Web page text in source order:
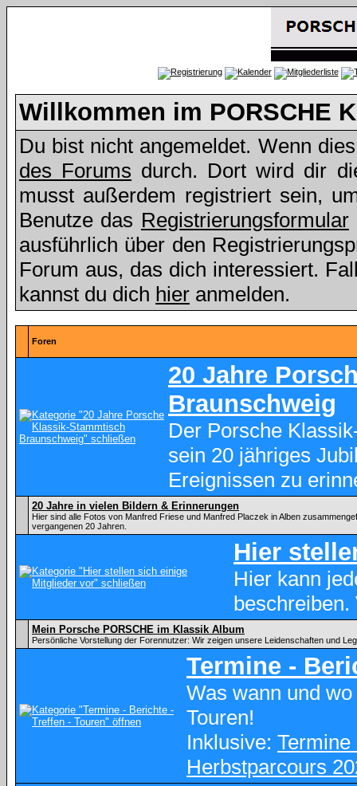
Willkommen im PORSCHE
Du bist nicht angemeldet. Wenn
des Forums durch. Dort wird dir
musst außerdem registriert sein,
Benutze das Registrierungsformular
ausführlich über den
Forum aus, das dich interessiert.
kannst du dich hier anmelden.
Foren
20 Jahre
Braunschweig
Der Porsche
sein 20 jähriges
Ereignissen zu
20 Jahre in vielen Bildern & Erinnerungen
Hier sind alle Fotos von Manfred Friese und Manfred Placzek in Alben
vergangenen 20 Jahren.
Hier
Hier kann
Mein Porsche PORSCHE im Klassik Album
Persönliche Vorstellung der Forennutzer: Wir zeigen unsere Leidenschaften und
Termine -
Was wann und
Touren!
Inklusive: Termine
Herbstparcours